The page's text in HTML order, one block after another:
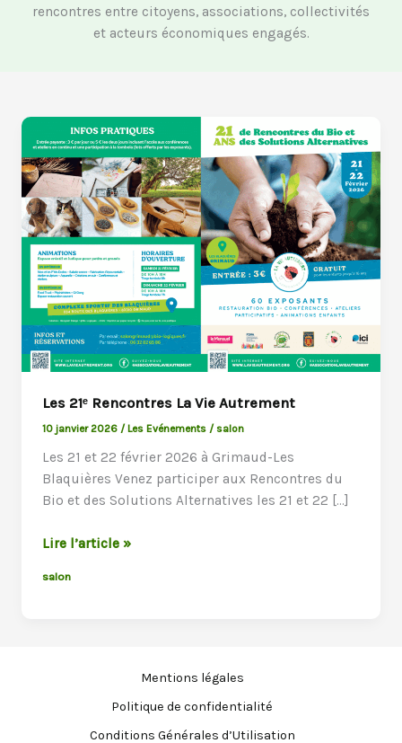
rencontres entre citoyens, associations, collectivités
et acteurs économiques engagés.
Les 21ᵉ Rencontres La Vie Autrement
10 janvier 2026 /Les Evénements /salon
Les 21 et 22 février 2026 à Grimaud-Les
Blaquières Venez participer aux Rencontres du
Bio et des Solutions Alternatives les 21 et 22 […]
Les
Rencontres
Lire l’article »
salon
Mentions légales
Politique de confidentialité
Conditions Générales d’Utilisation